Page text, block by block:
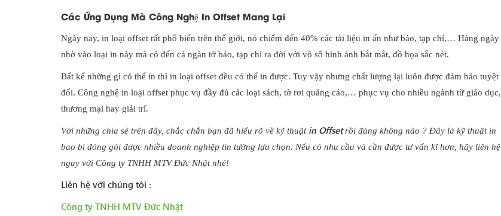
Các Ứng Dụng Mà Công Nghệ In Offset Mang Lại
Ngày nay, in loại offset rất phổ biến trên thế giới, nó chiếm đến 40% các tài liệu in ấn như báo, tạp chí,… Hàng ngày
nhờ vào loại in này mà có đến cả ngàn tờ báo, tạp chí ra đời với vô số hình ảnh bắt mắt, đồ họa sắc nét.
Bất kể những gì có thể in thì in loại offset đều có thể in được. Tuy vậy nhưng chất lượng lại luôn được đảm bảo tuyệt
đối. Công nghệ in loại offset phục vụ đầy đủ các loại sách, tờ rơi quảng cáo,… phục vụ cho nhiều ngành từ giáo dục,
thương mại hay giải trí.
Với những chia sẻ trên đây, chắc chắn bạn đã hiểu rõ về kỹ thuật in Offsetrồi đúng không nào ? Đây là kỹ thuật in
bao bì đóng gói được nhiều doanh nghiệp tin tưởng lựa chọn. Nếu có nhu cầu và cần được tư vấn kĩ hơn, hãy liên hệ
ngay với Công ty TNHH MTV Đức Nhật nhé!
Liên hệ với chúng tôi :
Công ty TNHH MTV Đức Nhật